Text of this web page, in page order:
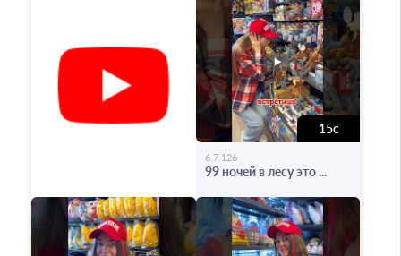
15с
6.7.126
99 ночей в лесу это ...